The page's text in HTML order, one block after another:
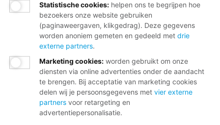
Statistische cookies: helpen ons te begrijpen hoe
bezoekers onze website gebruiken
(paginaweergaven, klikgedrag). Deze gegevens
worden anoniem gemeten en gedeeld met drie
externe partners.
Marketing cookies: worden gebruikt om onze
diensten via online advertenties onder de aandacht
te brengen. Bij acceptatie van marketing cookies
delen wij je persoonsgegevens met vier externe
partners voor retargeting en
advertentiepersonalisatie.